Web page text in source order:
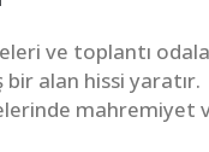
ve toplantı
alan hissi yaratır.
mahremiyet